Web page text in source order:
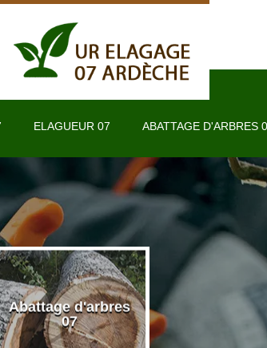
ELAGUEUR 07 ABATTAGE D'ARBRES
Abattage d'arbres
07
Taille de